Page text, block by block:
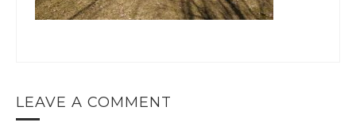
LEAVE A COMMENT